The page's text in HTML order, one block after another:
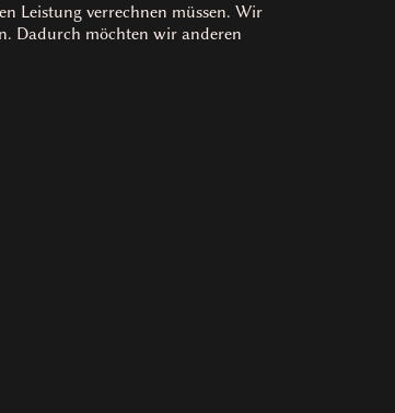
Leistung verrechnen müssen. Wir
Dadurch möchten wir anderen